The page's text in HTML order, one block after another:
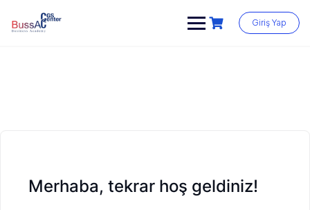
content
Giriş Yap
Merhaba, tekrar hoş geldiniz!